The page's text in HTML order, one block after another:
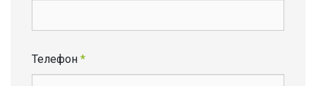
Телефон *